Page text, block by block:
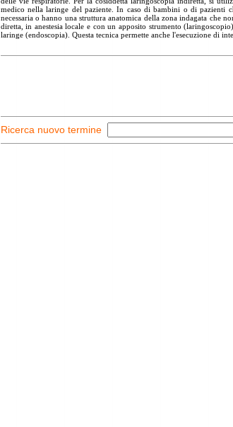
medico nella laringe del paziente. In caso di bambini o di pazienti
necessaria o hanno una struttura anatomica della zona indagata che
diretta, in anestesia locale e con un apposito strumento
laringe (endoscopia). Questa tecnica permette anche l'esecuzione di
Ricerca nuovo termine